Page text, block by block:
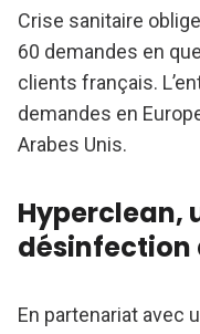
Crise sanitaire
60 demandes en
clients français.
demandes en
Arabes Unis.
Hyperclean,
désinfection
En partenariat avec